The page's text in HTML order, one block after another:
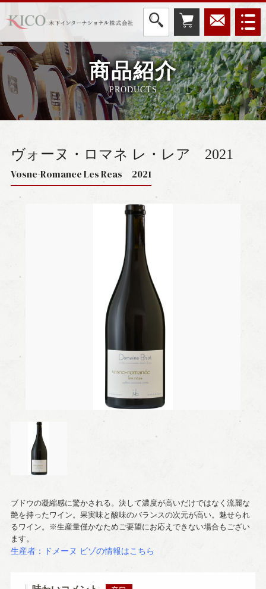
商品紹介
PRODUCTS
ヴォーヌ・ロマネ レ・レア 2021
Vosne-Romanee Les Reas 2021
ブドウの凝縮感に驚かされる。決して濃度が高いだけではなく流麗な
艶を持ったワイン。果実味と酸味のバランスの次元が高い。魅せられ
るワイン。※生産量僅かなためご要望にお応えできない場合もござい
ます。
生産者：ドメーヌ ビゾの情報はこちら